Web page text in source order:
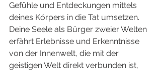
Gefühle und Entdeckungen mittels
deines Körpers in die Tat umsetzen.
Deine Seele als Bürger zweier Welten
erfährt Erlebnisse und Erkenntnisse
von der Innenwelt, die mit der
geistigen Welt direkt verbunden ist,